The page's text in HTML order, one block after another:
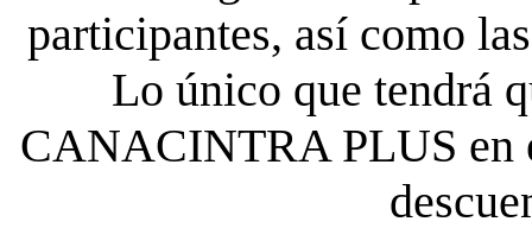
participantes, así como
Lo único que tendrá
CANACINTRA PLUS en